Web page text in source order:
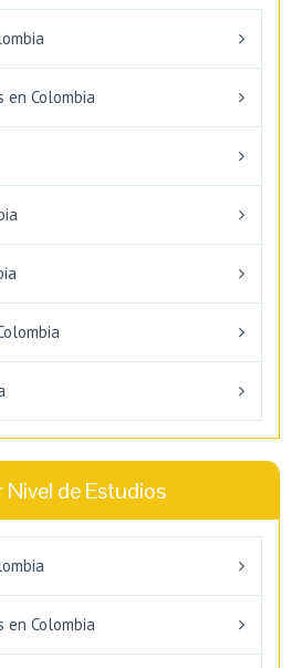
en Colombia
Nivel de Estudios
en Colombia